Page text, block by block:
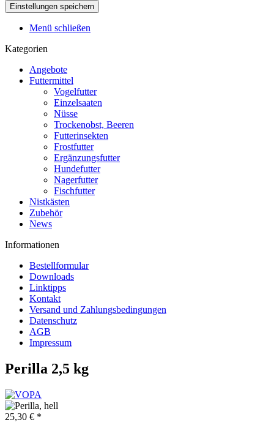
Menü schließen
Kategorien
Angebote
Futtermittel
Vogelfutter
Einzelsaaten
Nüsse
Trockenobst, Beeren
Futterinsekten
Frostfutter
Ergänzungsfutter
Hundefutter
Nagerfutter
Fischfutter
Nistkästen
Zubehör
News
Informationen
Bestellformular
Downloads
Linktipps
Kontakt
Versand und Zahlungsbedingungen
Datenschutz
AGB
Impressum
Perilla 2,5 kg
25,30 € *